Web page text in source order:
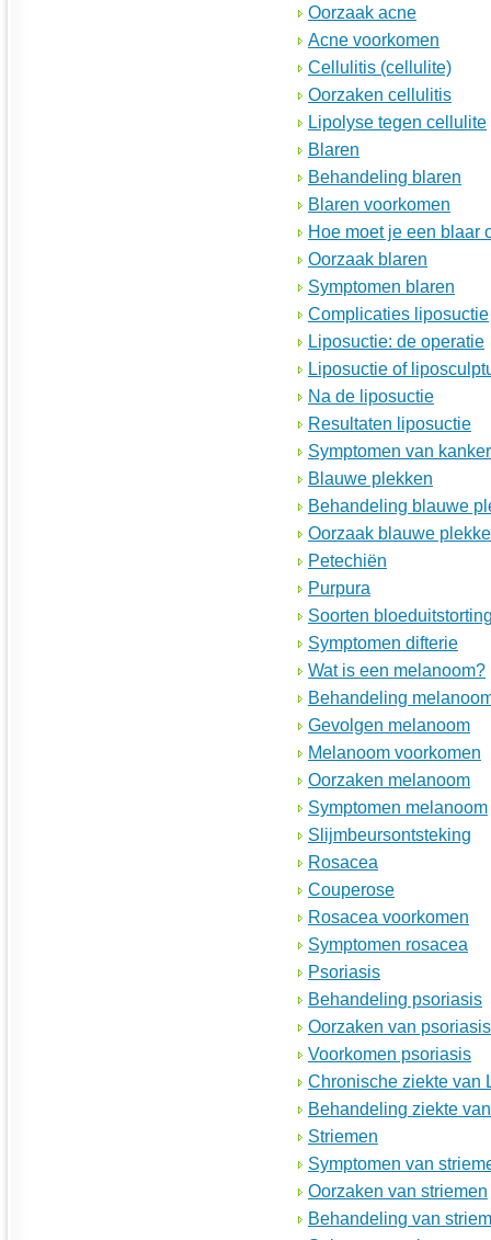
Oorzaak acne
Acne voorkomen
Cellulitis (cellulite)
Oorzaken cellulitis
Lipolyse tegen cellulite
Blaren
Behandeling blaren
Blaren voorkomen
Hoe moet je een blaar
Oorzaak blaren
Symptomen blaren
Complicaties liposuctie
Liposuctie: de operatie
Liposuctie of
Na de liposuctie
Resultaten liposuctie
Symptomen van kanker
Blauwe plekken
Behandeling blauwe
Oorzaak blauwe
Petechiën
Purpura
Soorten
Symptomen difterie
Wat is een melanoom?
Behandeling
Gevolgen melanoom
Melanoom voorkomen
Oorzaken melanoom
Symptomen melanoom
Slijmbeursontsteking
Rosacea
Couperose
Rosacea voorkomen
Symptomen rosacea
Psoriasis
Behandeling psoriasis
Oorzaken van psoriasis
Voorkomen psoriasis
Chronische ziekte van
Behandeling ziekte
Striemen
Symptomen van
Oorzaken van striemen
Behandeling van